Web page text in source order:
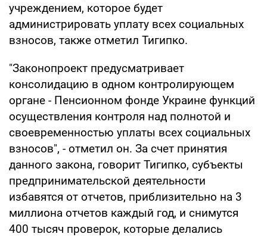
учреждением, которое будет
администрировать уплату всех социальных
взносов, также отметил Тигипко.
"Законопроект предусматривает
консолидацию в одном контролирующем
органе - Пенсионном фонде Украине функций
осуществления контроля над полнотой и
своевременностью уплаты всех социальных
взносов", - отметил он. За счет принятия
данного закона, говорит Тигипко, субъекты
предпринимательской деятельности
избавятся от отчетов, приблизительно на 3
миллиона отчетов каждый год, и снимутся
400 тысяч проверок, которые делались